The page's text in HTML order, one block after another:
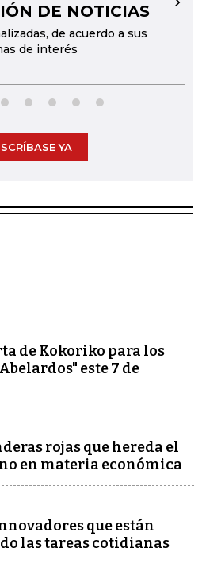
DE NOTICIAS
de acuerdo a sus
de interés
→
YA
de Kokoriko para los
este 7 de
rojas que hereda el
en materia económica
que están
las tareas cotidianas